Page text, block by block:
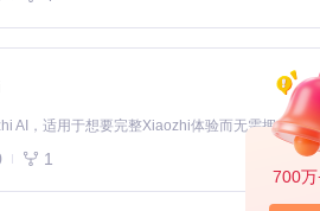
700
1